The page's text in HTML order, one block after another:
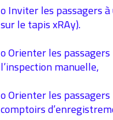
o Inviter les passagers
sur le tapis xRAy).
o Orienter les
l’inspection manuelle,
o Orienter les
comptoirs